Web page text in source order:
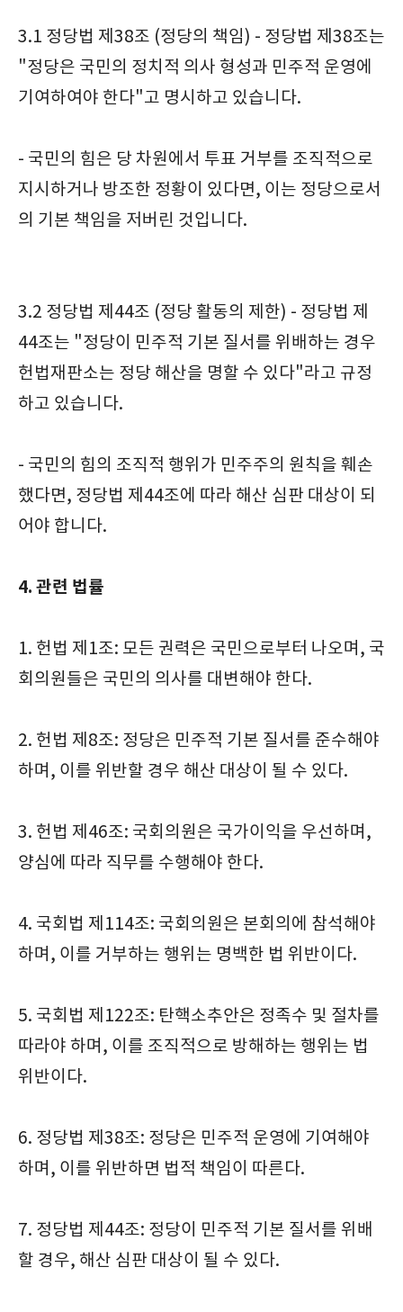
3.1 정당법 제38조 (정당의 책임) - 정당법 제38조는
"정당은 국민의 정치적 의사 형성과 민주적 운영에
기여하여야 한다"고 명시하고 있습니다.
- 국민의 힘은 당 차원에서 투표 거부를 조직적으로
지시하거나 방조한 정황이 있다면, 이는 정당으로서
의 기본 책임을 저버린 것입니다.
3.2 정당법 제44조 (정당 활동의 제한) - 정당법 제
44조는 "정당이 민주적 기본 질서를 위배하는 경우
헌법재판소는 정당 해산을 명할 수 있다"라고 규정
하고 있습니다.
- 국민의 힘의 조직적 행위가 민주주의 원칙을 훼손
했다면, 정당법 제44조에 따라 해산 심판 대상이 되
어야 합니다.
4. 관련 법률
1. 헌법 제1조: 모든 권력은 국민으로부터 나오며, 국
회의원들은 국민의 의사를 대변해야 한다.
2. 헌법 제8조: 정당은 민주적 기본 질서를 준수해야
하며, 이를 위반할 경우 해산 대상이 될 수 있다.
3. 헌법 제46조: 국회의원은 국가이익을 우선하며,
양심에 따라 직무를 수행해야 한다.
4. 국회법 제114조: 국회의원은 본회의에 참석해야
하며, 이를 거부하는 행위는 명백한 법 위반이다.
5. 국회법 제122조: 탄핵소추안은 정족수 및 절차를
따라야 하며, 이를 조직적으로 방해하는 행위는 법
위반이다.
6. 정당법 제38조: 정당은 민주적 운영에 기여해야
하며, 이를 위반하면 법적 책임이 따른다.
7. 정당법 제44조: 정당이 민주적 기본 질서를 위배
할 경우, 해산 심판 대상이 될 수 있다.